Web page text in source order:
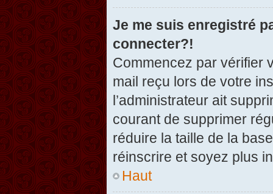
Je me suis enregistré
connecter?!
Commencez par vérifier
mail reçu lors de votre
l’administrateur ait
courant de supprimer
réduire la taille de la
réinscrire et soyez plus
Haut